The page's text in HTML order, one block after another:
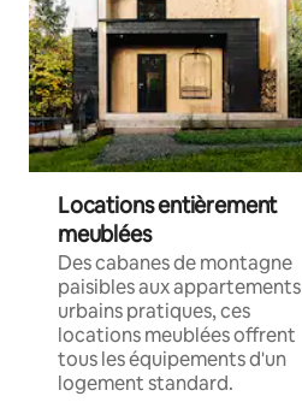
Locations entièrement
meublées
Des cabanes de montagne
paisibles aux appartements
urbains pratiques, ces
locations meublées offrent
tous les équipements d'un
logement standard.